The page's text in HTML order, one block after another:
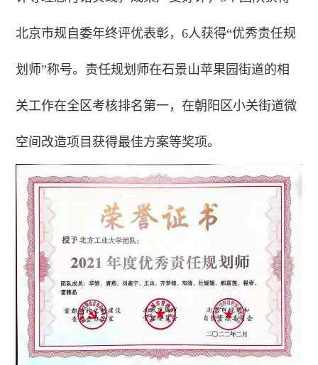
北京市规自委年终评优表彰，6人获得“优秀责任规
划师”称号。责任规划师在石景山苹果园街道的相
关工作在全区考核排名第一，在朝阳区小关街道微
空间改造项目获得最佳方案等奖项。